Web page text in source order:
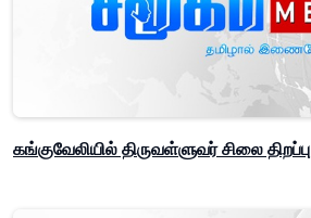
கங்குவேலியில் திருவள்ளுவர் சிலை திறப்பு